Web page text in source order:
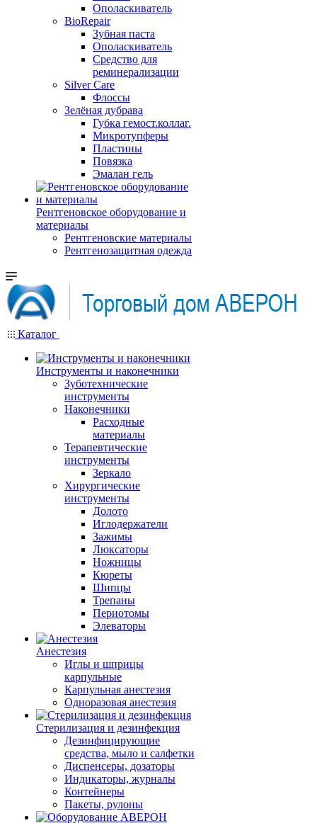
Ополаскиватель
BioRepair
Зубная паста
Ополаскиватель
Средство для
реминерализации
Silver Care
Флоссы
Зелёная дубрава
Губка гемост.коллаг.
Микротупферы
Пластины
Повязка
Эмалан гель
Рентгеновское оборудование и
материалы
Рентгеновские материалы
Рентгенозащитная одежда
Каталог
Инструменты и наконечники
Зуботехнические
инструменты
Наконечники
Расходные
материалы
Терапевтические
инструменты
Зеркало
Хирургические
инструменты
Долото
Иглодержатели
Зажимы
Люксаторы
Ножницы
Кюреты
Шипцы
Трепаны
Периотомы
Элеваторы
Анестезия
Иглы и шприцы
карпульные
Карпульная анестезия
Одноразовая анестезия
Стерилизация и дезинфекция
Дезинфицирующие
средства, мыло и салфетки
Диспенсеры, дозаторы
Индикаторы, журналы
Контейнеры
Пакеты, рулоны